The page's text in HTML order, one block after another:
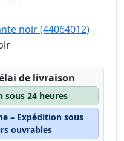
noir (44064012)
de livraison
sous 24 heures
– Expédition sous
ouvrables